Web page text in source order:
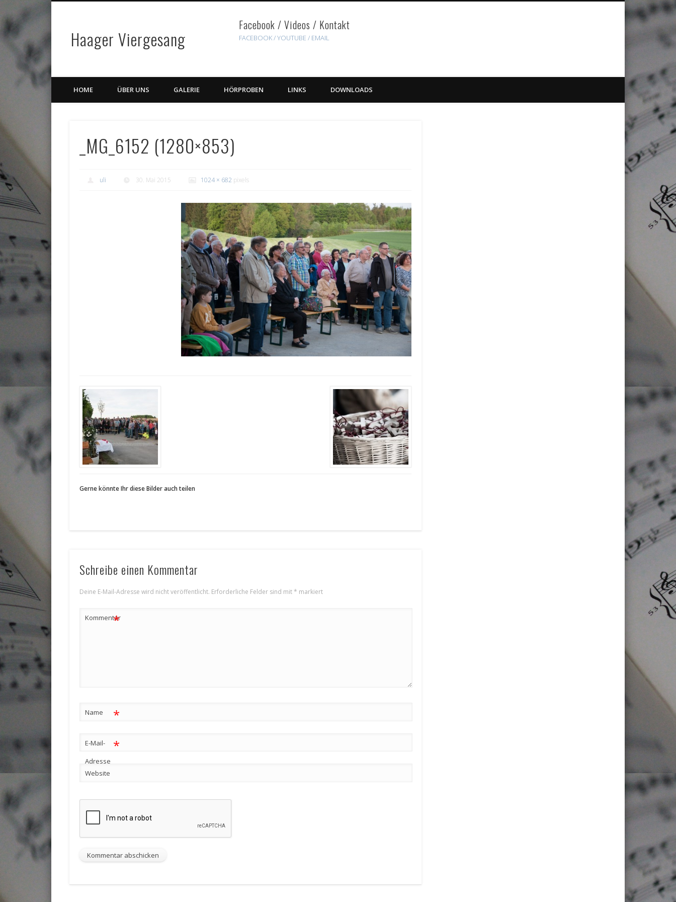
Haager Viergesang
Facebook / Videos / Kontakt
FACEBOOK /YOUTUBE / EMAIL
HOME ÜBER UNS GALERIE HÖRPROBEN LINKS DOWNLOADS
_MG_6152 (1280×853)
uli 30. Mai 2015 1024 × 682 pixels
Gerne könnte Ihr diese Bilder auch teilen
Schreibe einen Kommentar
Deine E-Mail-Adresse wird nicht veröffentlicht. Erforderliche Felder sind mit* markiert
Kommentar
*
Name *
E-Mail-
Adresse
*
Website